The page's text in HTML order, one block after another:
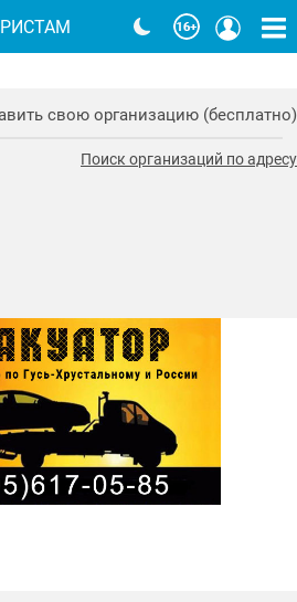
свою организацию (бесплатно)
Поиск организаций по адресу